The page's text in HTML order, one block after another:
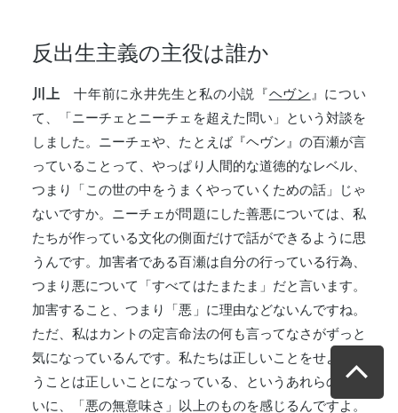
反出生主義の主役は誰か
川上 十年前に永井先生と私の小説『ヘヴン 』につい
て、「ニーチェとニーチェを超えた問い」という対談を
しました。ニーチェや、たとえば『ヘヴン』の百瀬が言
っていることって、やっぱり人間的な道徳的なレベル、
つまり「この世の中をうまくやっていくための話」じゃ
ないですか。ニーチェが問題にした善悪については、私
たちが作っている文化の側面だけで話ができるように思
うんです。加害者である百瀬は自分の行っている行為、
つまり悪について「すべてはたまたま」だと言います。
加害すること、つまり「悪」に理由などないんですね。
ただ、私はカントの定言命法の何も言ってなさがずっと
気になっているんです。私たちは正しいことをせよ、行
うことは正しいことになっている、というあれらの物言
いに、「悪の無意味さ」以上のものを感じるんですよ。